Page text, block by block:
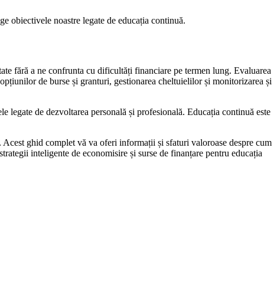
obiectivele noastre legate de educația continuă.
fără a ne confrunta cu dificultăți financiare pe termen lung. Evaluarea
de burse și granturi, gestionarea cheltuielilor și monitorizarea și
de dezvoltarea personală și profesională. Educația continuă este
ghid complet vă va oferi informații și sfaturi valoroase despre cum
inteligente de economisire și surse de finanțare pentru educația